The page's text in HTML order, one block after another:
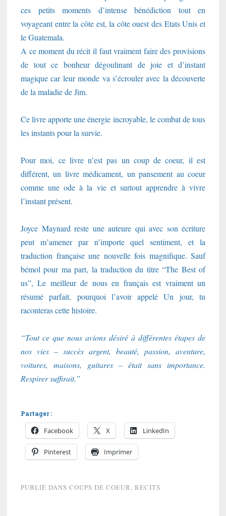
ces petits moments d’intense bénédiction tout en
voyageant entre la côte est, la côte ouest des Etats Unis et
le Guatemala.
A ce moment du récit il faut vraiment faire des provisions
de tout ce bonheur dégoulinant de joie et d’instant
magique car leur monde va s’écrouler avec la découverte
de la maladie de Jim.
Ce livre apporte une énergie incroyable, le combat de tous
les instants pour la survie.
Pour moi, ce livre n’est pas un coup de coeur, il est
différent, un livre médicament, un pansement au coeur
comme une ode à la vie et surtout apprendre à vivre
l’instant présent.
Joyce Maynard reste une auteure qui avec son écriture
peut m’amener par n’importe quel sentiment, et la
traduction française une nouvelle fois magnifique. Sauf
bémol pour ma part, la traduction du titre “The Best of
us”, Le meilleur de nous en français est vraiment un
résumé parfait, pourquoi l’avoir appelé Un jour, tu
raconteras cette histoire.
“Tout ce que nous avions désiré à différentes étapes de
nos vies – succès argent, beauté, passion, aventure,
voitures, maisons, guitares – était sans importance.
Respirer suffirait.”
Partager :
Facebook X LinkedIn
Pinterest Imprimer
PUBLIÉ DANS COUPS DE COEUR, RÉCITS